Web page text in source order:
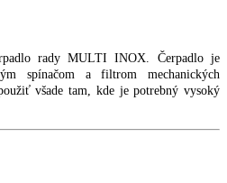
rady MULTI INOX. Čerpadlo je
spínačom a filtrom mechanických
všade tam, kde je potrebný vysoký